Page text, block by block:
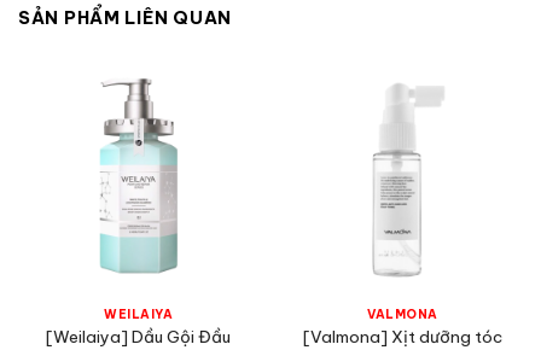
SẢN PHẨM LIÊN QUAN
WEILAIYA
[Weilaiya] Dầu Gội Đầu
VALMONA
[Valmona] Xịt dưỡng tóc